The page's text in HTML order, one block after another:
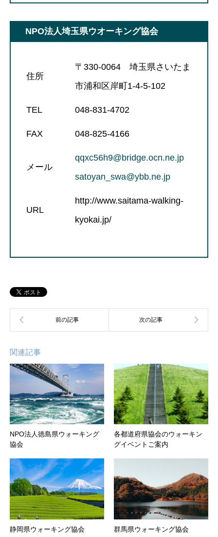
NPO法人埼玉県ウオーキング協会
住所
〒330-0064 埼玉県さいたま
市浦和区岸町1-4-5-102
TEL 048-831-4702
FAX 048-825-4166
メール
qqxc56h9@bridge.ocn.ne.jp
satoyan_swa@ybb.ne.jp
URL
http://www.saitama-walking-
kyokai.jp/
関連記事
NPO法人徳島県ウォーキング
協会
各都道府県協会のウォーキン
グイベントご案内
静岡県ウォーキング協会 群馬県ウォーキング協会